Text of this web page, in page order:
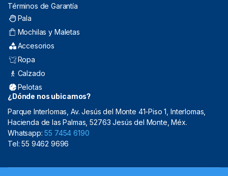
Términos de Garantía
Pala
Mochilas y Maletas
Accesorios
Ropa
Calzado
Pelotas
¿Dónde nos ubicamos?
Parque Interlomas, Av. Jesús del Monte 41-Piso 1, Interlomas,
Hacienda de las Palmas, 52763 Jesús del Monte, Méx.
Whatsapp:55 7454 6190
Tel: 55 9462 9696